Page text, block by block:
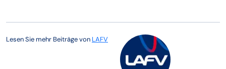
Lesen Sie mehr Beiträge von LAFV